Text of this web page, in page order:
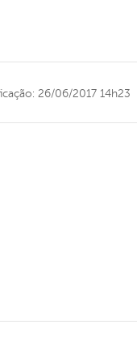
26/06/2017 14h23